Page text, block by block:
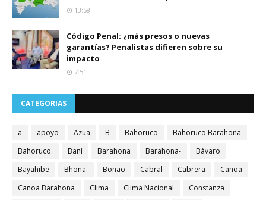
13:58
Código Penal: ¿más presos o nuevas
garantías? Penalistas difieren sobre su
impacto
7:51
CATEGORIAS
a apoyo Azua B Bahoruco
Bahoruco Barahona
Bahoruco.
Baní Barahona Barahona-
Bávaro
Bayahibe
Bhona. Bonao Cabral Cabrera
Canoa
Canoa Barahona
Clima Clima Nacional
Constanza